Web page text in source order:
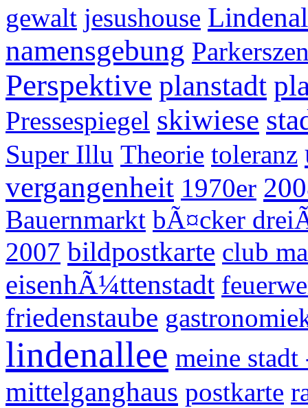
gewalt jesushouse
namensgebung
Perspektive planstadt
Pressespiegel skiwiese
Super Illu Theorie toleranz
vergangenheit 1970er
Bauernmarkt bÃ¤cker
2007 bildpostkarte club
eisenhÃ¼ttenstadt
friedenstaube
lindenallee meine
mittelganghaus postkarte